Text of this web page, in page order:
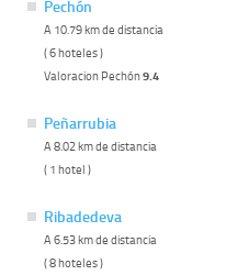
Pechón
A 10.79 km de distancia
( 6 hoteles )
Valoracion Pechón9.4
Peñarrubia
A 8.02 km de distancia
( 1 hotel )
Ribadedeva
A 6.53 km de distancia
( 8 hoteles )